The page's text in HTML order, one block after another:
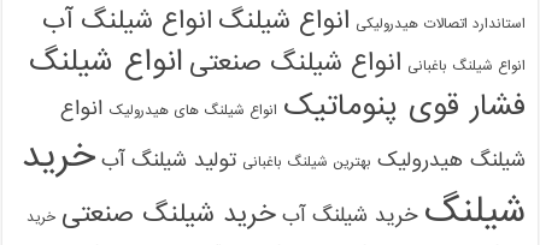
استاندارد اتصالات هیدرولیکی انواع شیلنگ انواع شیلنگ آب
انواع شیلنگ باغبانی انواع شیلنگ صنعتی انواع شیلنگ
فشار قوی پنوماتیک انواع شیلنگ های هیدرولیک انواع
شیلنگ هیدرولیک بهترین شیلنگ باغبانی تولید شیلنگ آب خرید
شیلنگ خرید شیلنگ آب خرید شیلنگ صنعتی خرید
021-33112528